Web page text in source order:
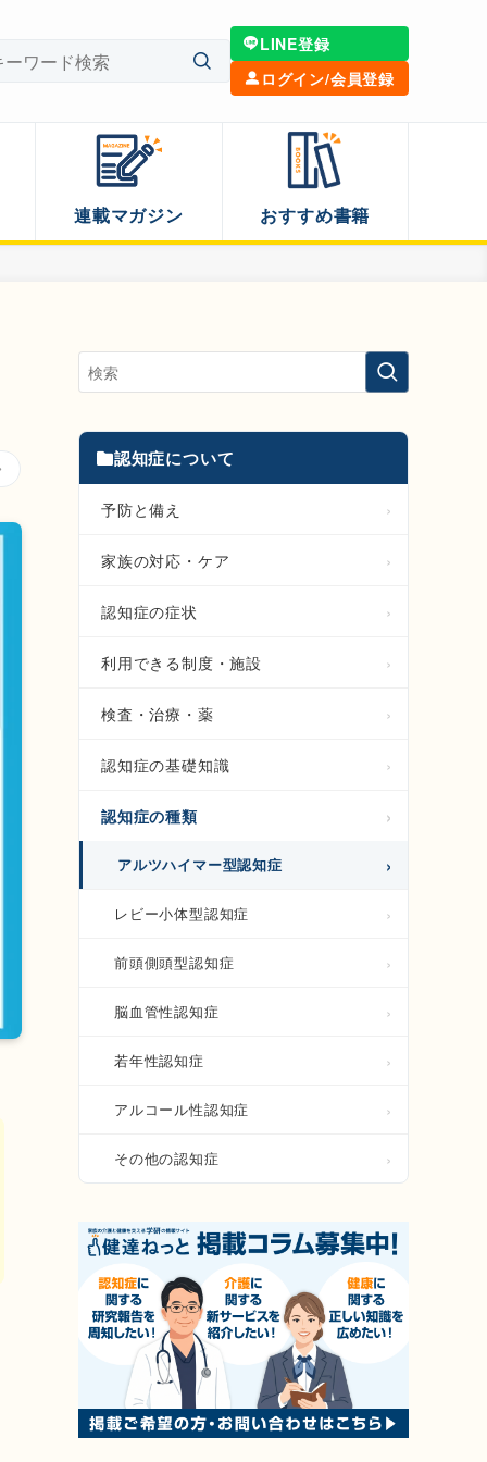
LINE登録
ログイン/会員登録
連載マガジン おすすめ書籍
認知症について
予防と備え
家族の対応・ケア
認知症の症状
利用できる制度・施設
検査・治療・薬
認知症の基礎知識
認知症の種類
アルツハイマー型認知症
レビー小体型認知症
前頭側頭型認知症
脳血管性認知症
若年性認知症
アルコール性認知症
その他の認知症